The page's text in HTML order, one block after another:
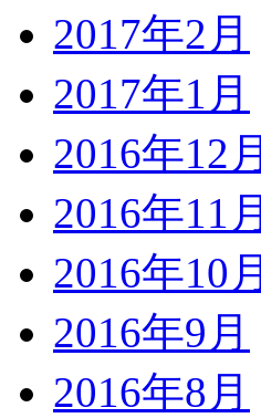
2017年2月
2017年1月
2016年12月
2016年11月
2016年10月
2016年9月
2016年8月